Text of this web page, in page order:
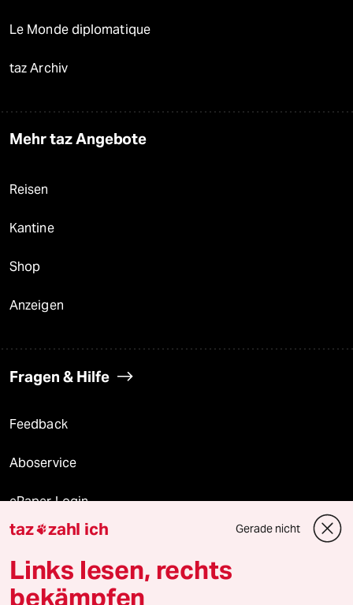
Le Monde diplomatique
taz Archiv
Mehr taz Angebote
Reisen
Kantine
Shop
Anzeigen
Fragen & Hilfe
Feedback
Aboservice
ePaper Login
Downloads für Abonnierende
taz zahl ich Gerade nicht
Links lesen, rechts
bekämpfen